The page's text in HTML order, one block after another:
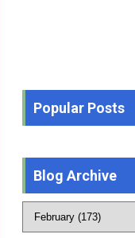
Popular Posts
Blog Archive